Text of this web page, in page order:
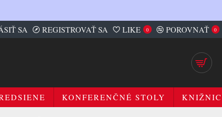
SA REGISTROVAŤ SA LIKE 0 POROVNAŤ 0
KONFERENČNÉ STOLY